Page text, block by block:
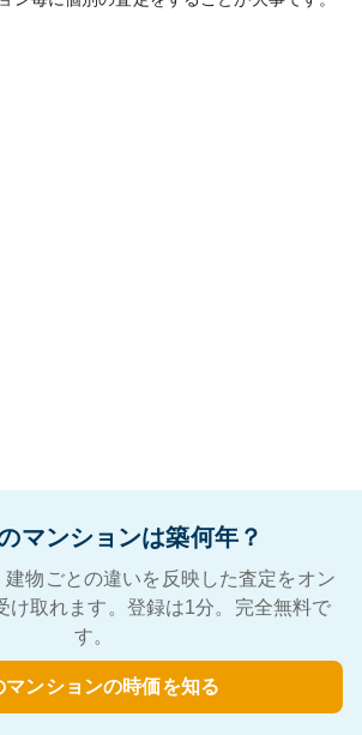
マンションは築何年？
物ごとの違いを反映した査定をオン
け取れます。登録は1分。完全無料で
す。
マンションの時価を知る